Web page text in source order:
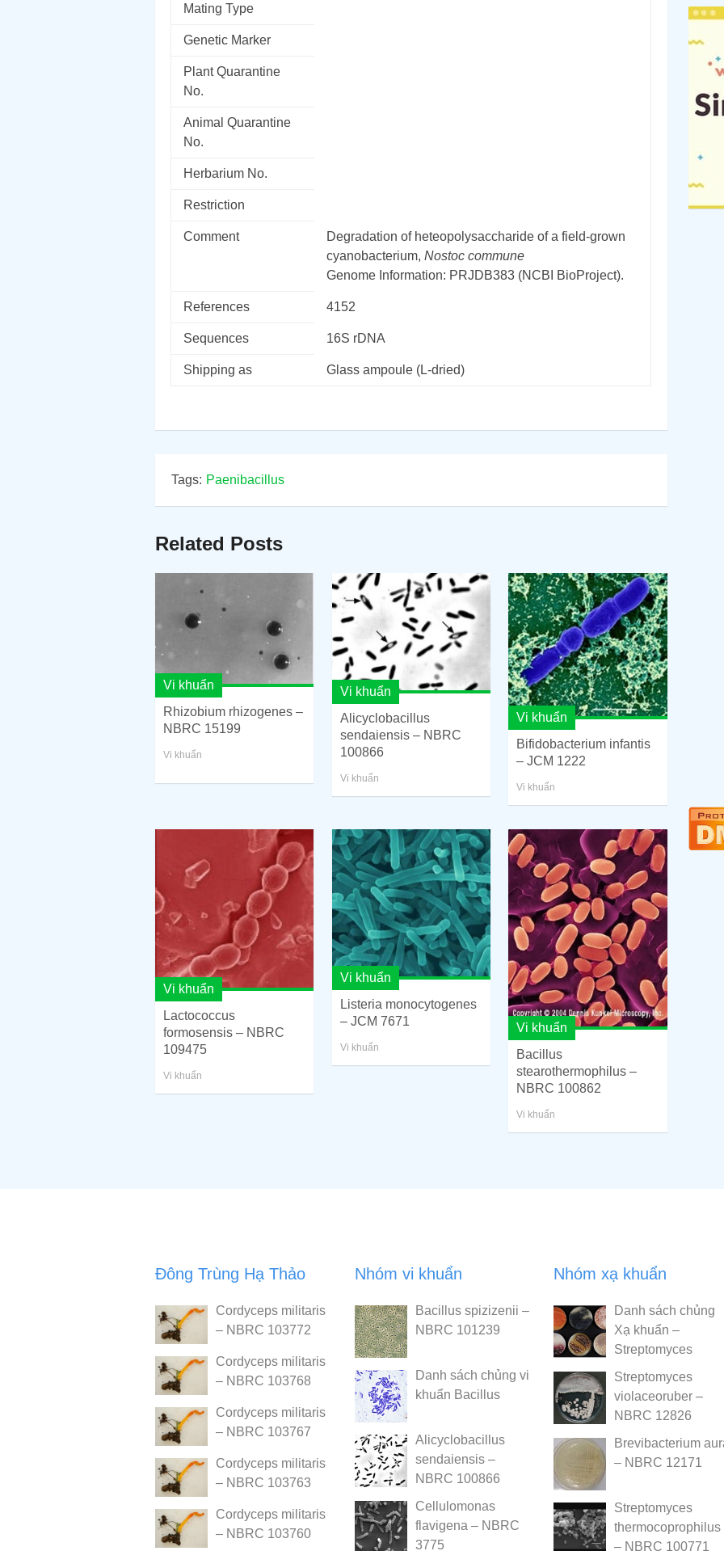
Mating Type
Genetic Marker
Plant Quarantine
No.
Animal Quarantine
No.
Herbarium No.
Restriction
Comment
Degradation of heteopolysaccharide of a field-grown
cyanobacterium, Nostoc commune
Genome Information: PRJDB383 (NCBI BioProject).
References 4152
Sequences 16S rDNA
Shipping as Glass ampoule (L-dried)
Tags: Paenibacillus
Related Posts
Vi khuẩn
Rhizobium rhizogenes –
NBRC 15199
Vi khuẩn
Vi khuẩn
Alicyclobacillus
sendaiensis – NBRC
100866
Vi khuẩn
Vi khuẩn
Bifidobacterium infantis
– JCM 1222
Vi khuẩn
Vi khuẩn
Lactococcus
formosensis – NBRC
109475
Vi khuẩn
Vi khuẩn
Listeria monocytogenes
– JCM 7671
Vi khuẩn
Vi khuẩn
Bacillus
stearothermophilus –
NBRC 100862
Vi khuẩn
Đông Trùng Hạ Thảo
Cordyceps militaris
– NBRC 103772
Cordyceps militaris
– NBRC 103768
Cordyceps militaris
– NBRC 103767
Cordyceps militaris
– NBRC 103763
Cordyceps militaris
– NBRC 103760
Nhóm vi khuẩn
Bacillus spizizenii –
NBRC 101239
Danh sách chủng vi
khuẩn Bacillus
Alicyclobacillus
sendaiensis –
NBRC 100866
Cellulomonas
flavigena – NBRC
3775
Nhóm xạ khuẩn
Danh sách chủng
Xạ khuẩn –
Streptomyces
Streptomyces
violaceoruber –
NBRC 12826
Brevibacterium
– NBRC 12171
Streptomyces
thermocoprophilus
– NBRC 100771